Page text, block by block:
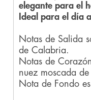
elegante para el
Ideal para el día
Notas de Salida
de Calabria.
Notas de
nuez moscada
Nota de Fondo